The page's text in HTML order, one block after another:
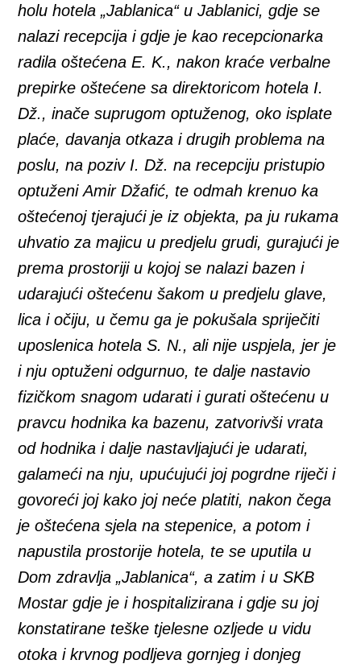
holu hotela „Jablanica“ u Jablanici, gdje se
nalazi recepcija i gdje je kao recepcionarka
radila oštećena E. K., nakon kraće verbalne
prepirke oštećene sa direktoricom hotela I.
Dž., inače suprugom optuženog, oko isplate
plaće, davanja otkaza i drugih problema na
poslu, na poziv I. Dž. na recepciju pristupio
optuženi Amir Džafić, te odmah krenuo ka
oštećenoj tjerajući je iz objekta, pa ju rukama
uhvatio za majicu u predjelu grudi, gurajući je
prema prostoriji u kojoj se nalazi bazen i
udarajući oštećenu šakom u predjelu glave,
lica i očiju, u čemu ga je pokušala spriječiti
uposlenica hotela S. N., ali nije uspjela, jer je
i nju optuženi odgurnuo, te dalje nastavio
fizičkom snagom udarati i gurati oštećenu u
pravcu hodnika ka bazenu, zatvorivši vrata
od hodnika i dalje nastavljajući je udarati,
galameći na nju, upućujući joj pogrdne riječi i
govoreći joj kako joj neće platiti, nakon čega
je oštećena sjela na stepenice, a potom i
napustila prostorije hotela, te se uputila u
Dom zdravlja „Jablanica“, a zatim i u SKB
Mostar gdje je i hospitalizirana i gdje su joj
konstatirane teške tjelesne ozljede u vidu
otoka i krvnog podljeva gornjeg i donjeg